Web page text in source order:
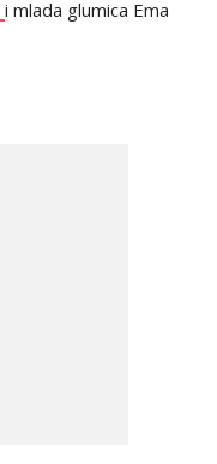
i mlada glumica Ema